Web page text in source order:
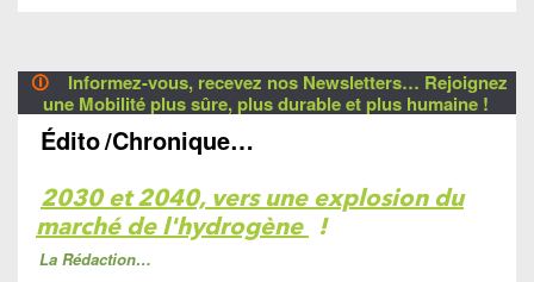
🛈
Informez-vous, recevez nos Newsletters… Rejoignez
une Mobilité plus sûre, plus durable et plus humaine !
Édito/Chronique…
2030 et 2040, vers une explosion du
marché de l'hydrogène !
La Rédaction…